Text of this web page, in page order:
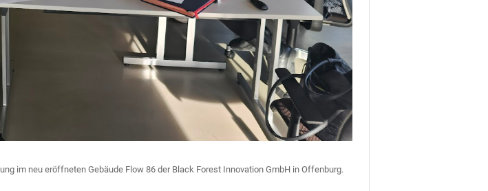
im neu eröffneten Gebäude Flow 86 der Black Forest Innovation GmbH in Offenburg.